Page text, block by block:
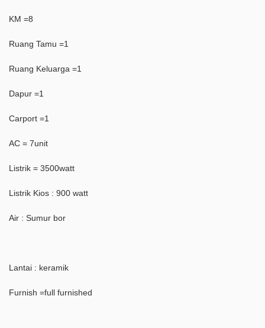
KM =8
Ruang Tamu =1
Ruang Keluarga =1
Dapur =1
Carport =1
AC = 7unit
Listrik = 3500watt
Listrik Kios : 900 watt
Air : Sumur bor
Lantai : keramik
Furnish =full furnished